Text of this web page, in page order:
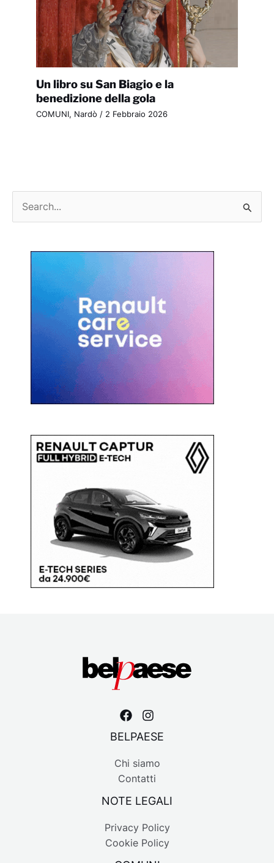
Un libro su San Biagio e la
benedizione della gola
COMUNI, Nardò / 2 Febbraio 2026
BELPAESE
Chi siamo
Contatti
NOTE LEGALI
Privacy Policy
Cookie Policy